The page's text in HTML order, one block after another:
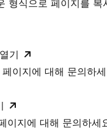
형식으로 페이지를 복
기
이지에 대해 문의하
이지에 대해 문의하세